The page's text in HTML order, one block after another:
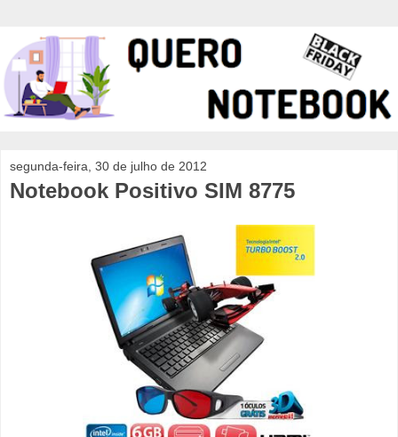
segunda-feira, 30 de julho de 2012
Notebook Positivo SIM 8775